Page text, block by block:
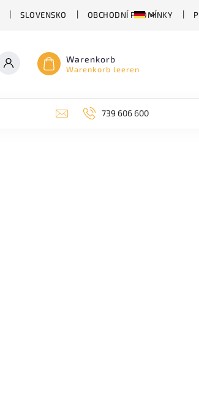
SLOVENSKO OBCHODNÍ PODMÍNKY
Warenkorb
Warenkorb leeren
ABHÄNGIG VON DER BIERSORTE
739 606 600